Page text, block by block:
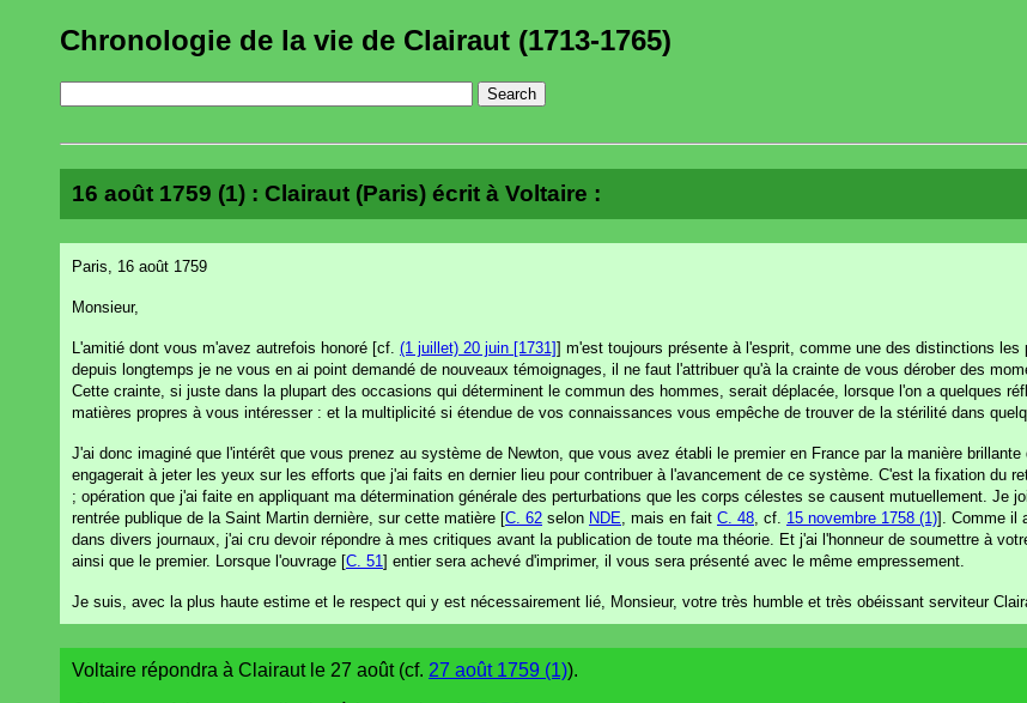
Chronologie de la vie de Clairaut (1713-1765)
16 août 1759 (1) : Clairaut (Paris) écrit à Voltaire :
Paris, 16 août 1759
Monsieur,
L'amitié dont vous m'avez autrefois honoré [cf. (1 juillet) 20 juin [1731]] m'est toujours présente à l'esprit, comme une des distinctions
depuis longtemps je ne vous en ai point demandé de nouveaux témoignages, il ne faut l'attribuer qu'à la crainte de vous dérober des
Cette crainte, si juste dans la plupart des occasions qui déterminent le commun des hommes, serait déplacée, lorsque l'on a quelques
matières propres à vous intéresser : et la multiplicité si étendue de vos connaissances vous empêche de trouver de la stérilité dans
J'ai donc imaginé que l'intérêt que vous prenez au système de Newton, que vous avez établi le premier en France par la manière
engagerait à jeter les yeux sur les efforts que j'ai faits en dernier lieu pour contribuer à l'avancement de ce système. C'est la fixation du
; opération que j'ai faite en appliquant ma détermination générale des perturbations que les corps célestes se causent mutuellement. Je
rentrée publique de la Saint Martin dernière, sur cette matière [C. 62 selon NDE , mais en fait C. 48 , cf. 15 novembre 1758 (1)]. Comme il
dans divers journaux, j'ai cru devoir répondre à mes critiques avant la publication de toute ma théorie. Et j'ai l'honneur de soumettre à
ainsi que le premier. Lorsque l'ouvrage [C. 51 ] entier sera achevé d'imprimer, il vous sera présenté avec le même empressement.
Je suis, avec la plus haute estime et le respect qui y est nécessairement lié, Monsieur, votre très humble et très obéissant serviteur
Voltaire répondra à Clairaut le 27 août (cf. 27 août 1759 (1)).